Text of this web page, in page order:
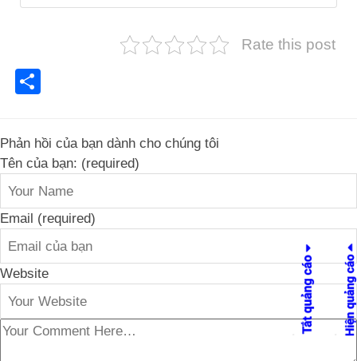
Rate this post
Phản hồi của bạn dành cho chúng tôi
Tên của bạn: (required)
Email (required)
Website